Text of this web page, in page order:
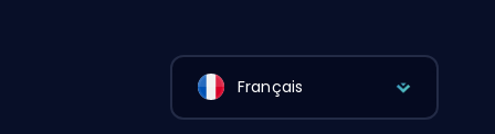
Français